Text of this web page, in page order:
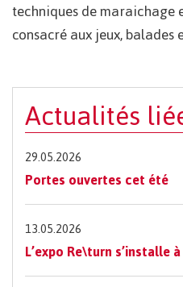
techniques de
consacré aux jeux,
Actualités
29.05.2026
Portes ouvertes cet été
13.05.2026
L’expo Re\turn s’installe